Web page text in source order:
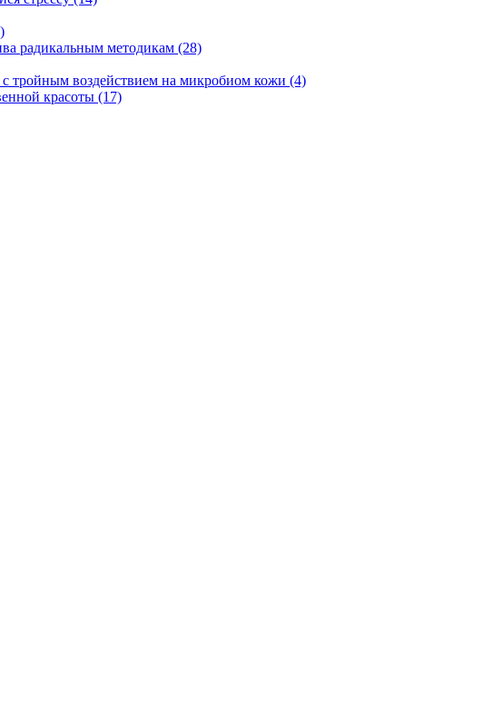
радикальным методикам (28)
тройным воздействием на микробиом кожи (4)
красоты (17)